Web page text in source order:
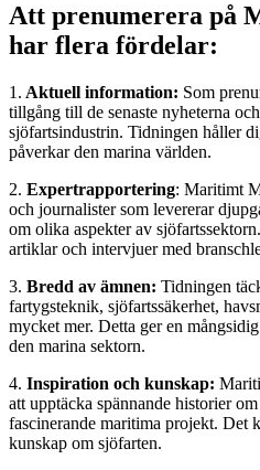
Att prenumerera på
har flera fördelar:
1. Aktuell information: Som
tillgång till de senaste nyheterna
sjöfartsindustrin. Tidningen håller
påverkar den marina världen.
2. Expertrapportering: Maritimt
och journalister som levererar
om olika aspekter av
artiklar och intervjuer med
3. Bredd av ämnen: Tidningen
fartygsteknik, sjöfartssäkerhet,
mycket mer. Detta ger en
den marina sektorn.
4. Inspiration och kunskap:
att upptäcka spännande historier
fascinerande maritima projekt. Det
kunskap om sjöfarten.